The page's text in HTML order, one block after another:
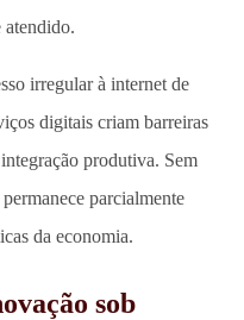
atendido.
irregular à internet de
digitais criam barreiras
produtiva. Sem
parcialmente
da economia.
sob